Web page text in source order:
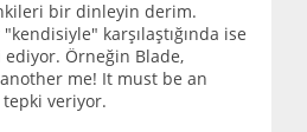
bir dinleyin derim.
"kendisiyle" karşılaştığında ise
ediyor. Örneğin Blade,
me! It must be an
veriyor.